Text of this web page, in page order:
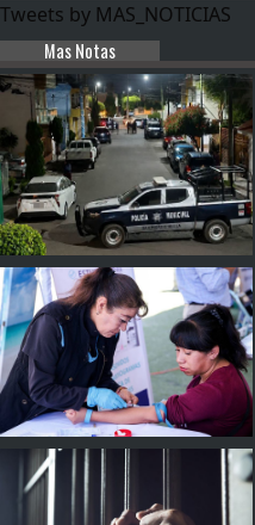
Tweets by MAS_NOTICIAS
Mas Notas